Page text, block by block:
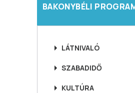
BAKONYBÉLI
LÁTNIVALÓ
SZABADIDŐ
KULTÚRA